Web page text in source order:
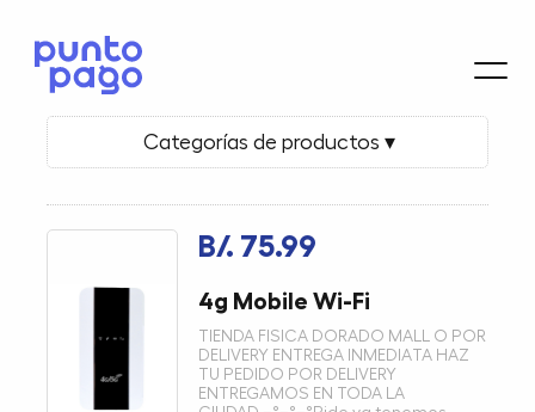
Categorías de productos ▾
B/. 75.99
4g Mobile Wi-Fi
TIENDA FISICA DORADO MALL O POR
DELIVERY ENTREGA INMEDIATA HAZ
TU PEDIDO POR DELIVERY
ENTREGAMOS EN TODA LA